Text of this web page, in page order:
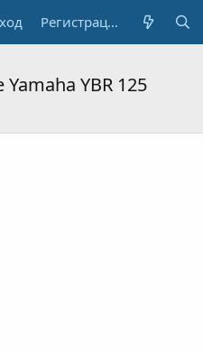
Регистрация
YBR 125